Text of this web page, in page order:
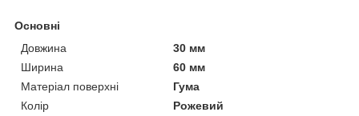
Основні
Довжина
30 мм
Ширина
60 мм
Матеріал поверхні
Гума
Колір
Рожевий